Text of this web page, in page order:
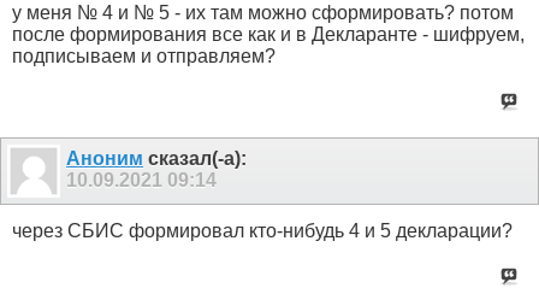
у меня № 4 и № 5 - их там можно сформировать? потом
после формирования все как и в Декларанте - шифруем,
подписываем и отправляем?
Аноним сказал(-а):
10.09.2021 09:14
через СБИС формировал кто-нибудь 4 и 5 декларации?